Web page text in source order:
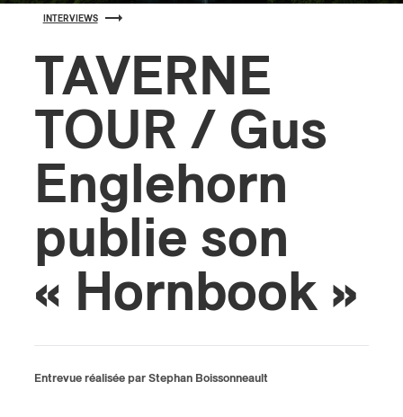
INTERVIEWS
TAVERNE
TOUR / Gus
Englehorn
publie son
« Hornbook »
Entrevue réalisée par Stephan Boissonneault